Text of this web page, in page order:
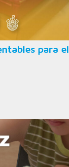
para el